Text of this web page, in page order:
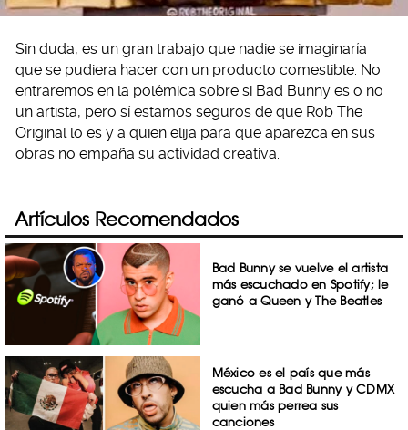
Sin duda, es un gran trabajo que nadie se imaginaría
que se pudiera hacer con un producto comestible. No
entraremos en la polémica sobre si Bad Bunny es o no
un artista, pero sí estamos seguros de que Rob The
Original lo es y a quien elija para que aparezca en sus
obras no empaña su actividad creativa.
Artículos Recomendados
Bad Bunny se vuelve el artista
más escuchado en Spotify; le
ganó a Queen y The Beatles
México es el país que más
escucha a Bad Bunny y CDMX
quien más perrea sus
canciones